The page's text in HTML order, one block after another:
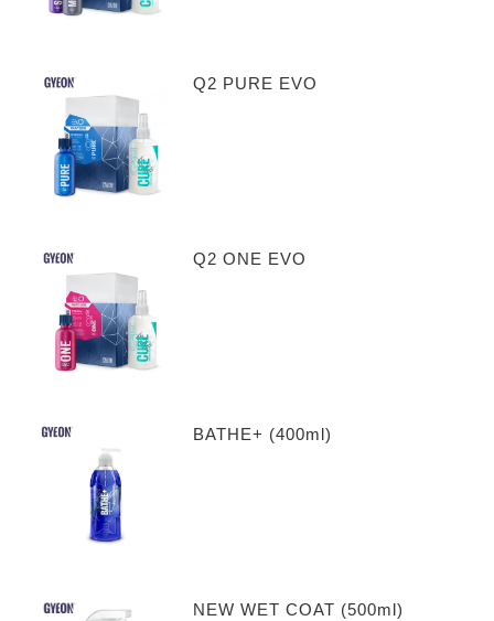
Q2 PURE EVO
Q2 ONE EVO
BATHE+ (400ml)
NEW WET COAT (500ml)